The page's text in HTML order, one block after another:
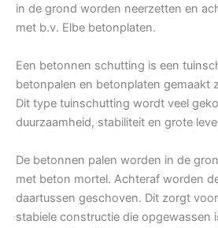
in de grond worden neerzetten en
met b.v. Elbe betonplaten.
Een betonnen schutting is een
betonpalen en betonplaten gemaakt
Dit type tuinschutting wordt veel
duurzaamheid, stabiliteit en grote
De betonnen palen worden in de
met beton mortel. Achteraf worden
daartussen geschoven. Dit zorgt
stabiele constructie die opgewassen